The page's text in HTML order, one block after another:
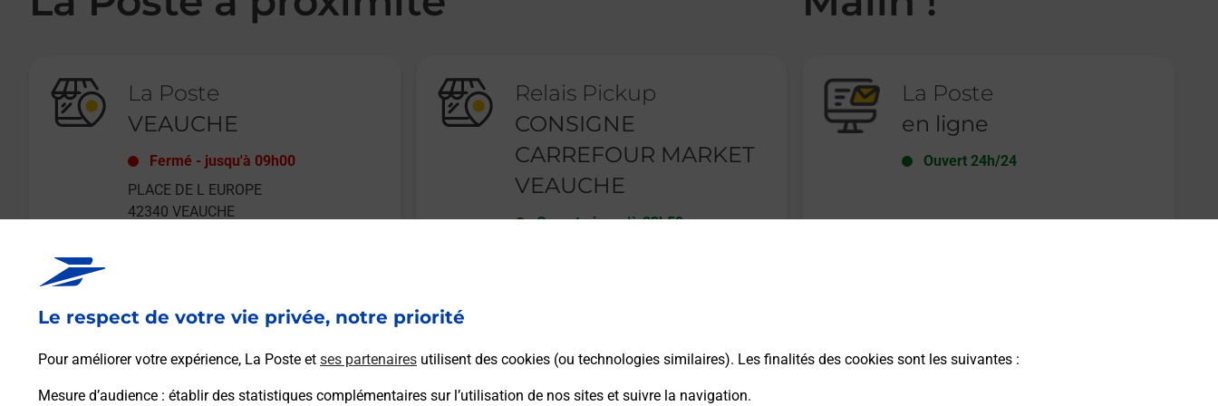
Le respect de votre vie privée, notre priorité
Pour améliorer votre expérience, La Poste et ses partenaires utilisent des cookies (ou technologies similaires). Les finalités des cookies sont les suivantes :
Mesure d’audience : établir des statistiques complémentaires sur l’utilisation de nos sites et suivre la navigation.
La Poste
VEAUCHE
Fermé - jusqu'à 09h00
PLACE DE L EUROPE
42340 VEAUCHE
En savoir plus
Relais Pickup
CONSIGNE
CARREFOUR MARKET
VEAUCHE
Ouvert-jusqu'à 23h59
La Poste
en ligne
Ouvert 24h/24